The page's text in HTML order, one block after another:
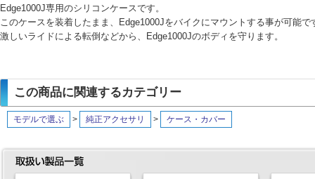
Edge1000J専用のシリコンケースです。
このケースを装着したまま、Edge1000Jをバイクにマウントする事が可能で
激しいライドによる転倒などから、Edge1000Jのボディを守ります。
この商品に関連するカテゴリー
モデルで選ぶ > 純正アクセサリ > ケース・カバー